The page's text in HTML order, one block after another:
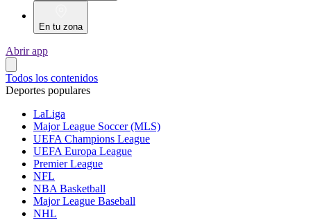
En tu zona
Abrir app
Todos los contenidos
Deportes populares
LaLiga
Major League Soccer (MLS)
UEFA Champions League
UEFA Europa League
Premier League
NFL
NBA Basketball
Major League Baseball
NHL